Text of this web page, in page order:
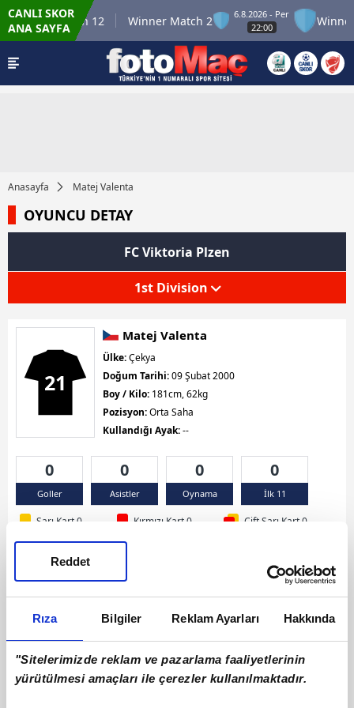
Rıza Bilgiler Reklam Ayarları Hakkında
"Sitelerimizde reklam ve pazarlama faaliyetlerinin
yürütülmesi amaçları ile çerezler kullanılmaktadır.
Reddet
CANLI SKOR
ANA SAYFA
Winner Match 12 Winner Match 2
6.8.2026 - Per
22:00
Winner
Anasayfa Matej Valenta
OYUNCU DETAY
FC Viktoria Plzen
1st Division
21
Matej Valenta
Ülke:Çekya
Doğum Tarihi:09 Şubat 2000
Boy / Kilo: 181cm, 62kg
Pozisyon:Orta Saha
Kullandığı Ayak:--
0
Goller
0
Asistler
0
Oynama
0
İlk 11
Sarı Kart 0 Kırmızı Kart 0 Çift Sarı Kart 0